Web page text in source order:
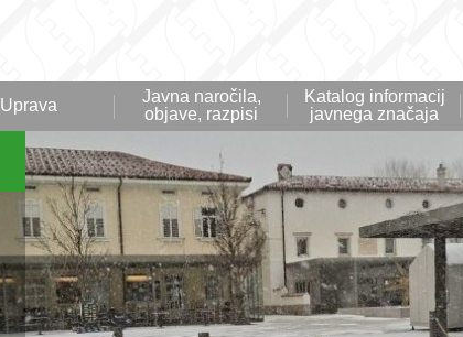
Uprava
Javna naročila,
objave, razpisi
Katalog informacij
javnega značaja